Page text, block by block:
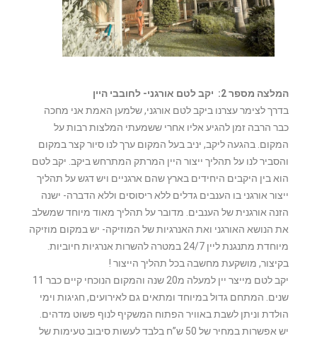
המלצה מספר 2: יקב לטם אורגני- לחובבי היין
בדרך לצימר עצרנו ביקב לטם אורגני, שלמען האמת אני מחכה
כבר הרבה זמן להגיע אליו אחרי ששמעתי המלצות רבות על
המקום. בהגעה ליקב, יניב בעל המקום ערך לנו סיור קצר במקום
והסביר לנו על תהליך ייצור היין המרתק המתרחש ביקב. יקב לטם
הוא בין היקבים היחידים בארץ שהם ארגניים ויש דגש על תהליך
ייצור אורגני בו הענבים גדלים ללא ריסוסים וללא הדברה- ישנה
הזנה אורגנית של הענבים. מדובר על תהליך מאוד מיוחד שמשלב
את הנושא האורגני ואת האנרגיות של המוזיקה- יש במקום מוזיקה
מיוחדת מתנגנת ליין 24/7 במטרה להשרות אנרגיות חיוביות.
בקיצור, מושקעת מחשבה בכל תהליך הייצור !
יקב לטם מייצר יין למעלה מ20 שנה והמקום הנוכחי קיים כבר 11
שנים. המתחם גדול במיוחד ומתאים גם לאירועים, חגיגות וימי
הולדת וניתן לשבת באוויר הפתוח המשקיף לנוף פשוט מדהים.
יש אפשרות במחיר של 50 ש”ח בלבד לעשות סיבוב טעימות של